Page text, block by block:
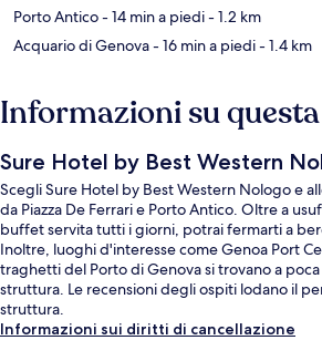
Porto Antico- 14 min a piedi- 1.2 km
Acquario di Genova- 16 min a piedi- 1.4 km
Informazioni su
Sure Hotel by Best Western
Scegli Sure Hotel by Best Western Nologo e
da Piazza De Ferrari e Porto Antico. Oltre a
buffet servita tutti i giorni, potrai fermarti a
Inoltre, luoghi d'interesse come Genoa Port
traghetti del Porto di Genova si trovano a
struttura. Le recensioni degli ospiti lodano il
struttura.
Informazioni sui diritti di cancellazione